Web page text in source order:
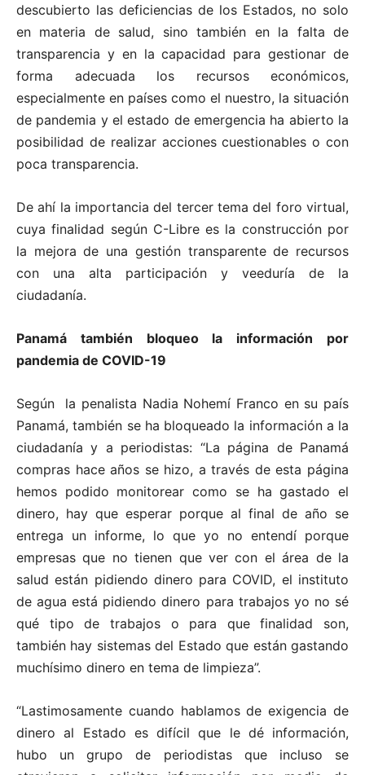
descubierto las deficiencias de los Estados, no solo
en materia de salud, sino también en la falta de
transparencia y en la capacidad para gestionar de
forma adecuada los recursos económicos,
especialmente en países como el nuestro, la situación
de pandemia y el estado de emergencia ha abierto la
posibilidad de realizar acciones cuestionables o con
poca transparencia.
De ahí la importancia del tercer tema del foro virtual,
cuya finalidad según C-Libre es la construcción por
la mejora de una gestión transparente de recursos
con una alta participación y veeduría de la
ciudadanía.
Panamá también bloqueo la información por
pandemia de COVID-19
Según la penalista Nadia Nohemí Franco en su país
Panamá, también se ha bloqueado la información a la
ciudadanía y a periodistas: “La página de Panamá
compras hace años se hizo, a través de esta página
hemos podido monitorear como se ha gastado el
dinero, hay que esperar porque al final de año se
entrega un informe, lo que yo no entendí porque
empresas que no tienen que ver con el área de la
salud están pidiendo dinero para COVID, el instituto
de agua está pidiendo dinero para trabajos yo no sé
qué tipo de trabajos o para que finalidad son,
también hay sistemas del Estado que están gastando
muchísimo dinero en tema de limpieza”.
“Lastimosamente cuando hablamos de exigencia de
dinero al Estado es difícil que le dé información,
hubo un grupo de periodistas que incluso se